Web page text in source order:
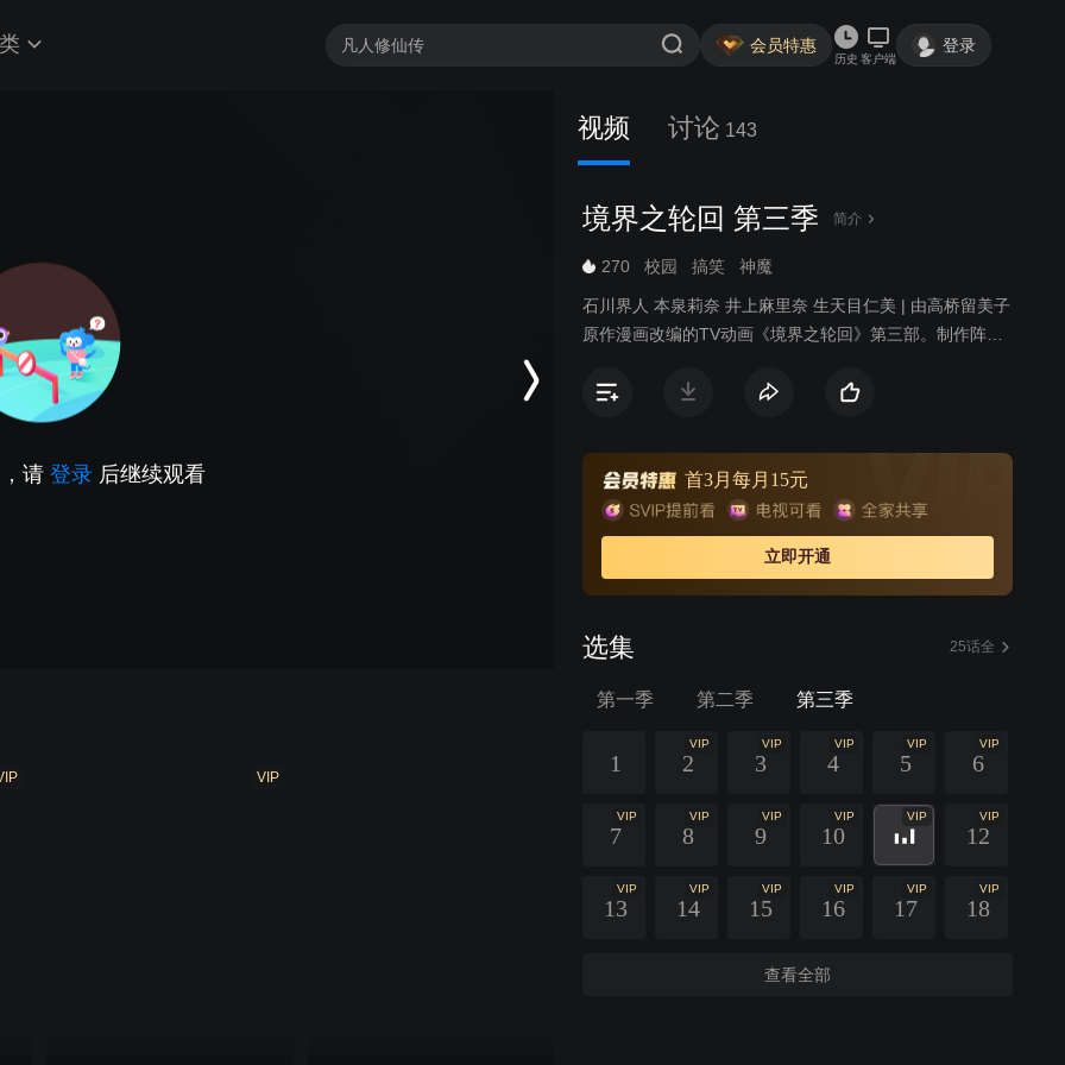
会员特惠
历史 客户端
登录
请 登录 后继续观看
视频 讨论 143
境界之轮回 第三季 简介
270 校园 搞笑 神魔
石川界人 本泉莉奈 井上麻里奈 生天目仁美 | 由高桥留美子
原作漫画改编的TV动画《境界之轮回》第三部。制作阵容
灵至轮回之轮的轻松生活。
首3月每月15元
立即开通
选集 25话全
第一季 第二季 第三季
1
VIP
2
VIP
3
VIP
4
VIP
5
VIP
6
VIP
7
VIP
8
VIP
9
VIP
10
VIP VIP
12
VIP
13
VIP
14
VIP
15
VIP
16
VIP
17
VIP
18
查看全部
VIP